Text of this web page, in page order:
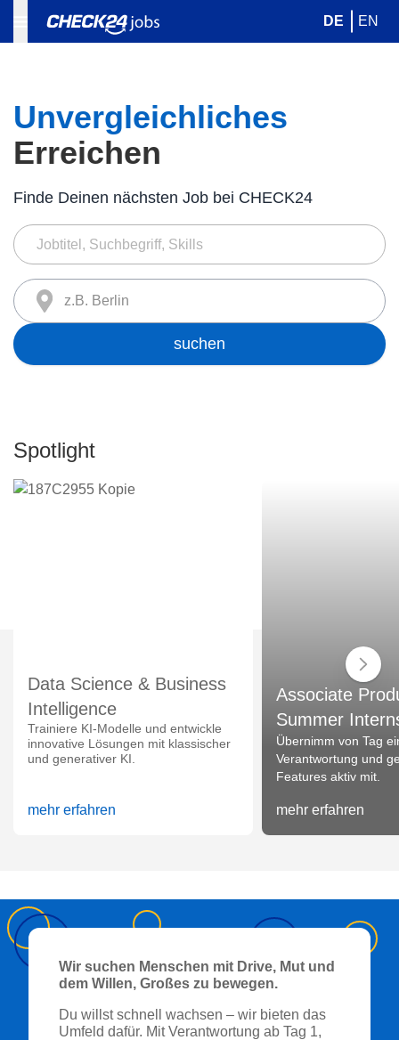
DE EN
Unvergleichliches
Erreichen
Finde Deinen nächsten Job bei CHECK24
z.B. Berlin
suchen
Spotlight
Data Science & Business
Intelligence
Trainiere KI-Modelle und entwickle
innovative Lösungen mit klassischer
und generativer KI.
mehr erfahren
Associate
Summer
Übernimm von Tag
Verantwortung und
Features aktiv mit.
mehr erfahren
Wir suchen Menschen mit Drive, Mut und
dem Willen, Großes zu bewegen.
Du willst schnell wachsen – wir bieten das
Umfeld dafür. Mit Verantwortung ab Tag 1,